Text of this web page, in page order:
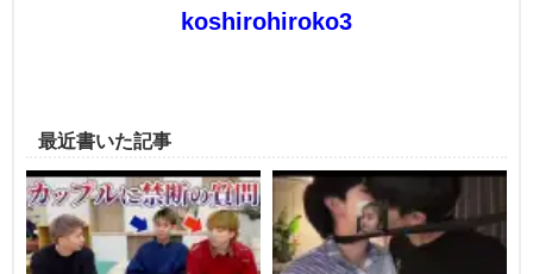
koshirohiroko3
最近書いた記事